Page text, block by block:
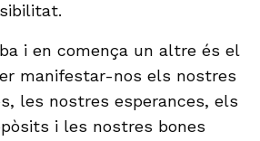
i en comença un altre és el
manifestar-nos els nostres
les nostres esperances, els
i les nostres bones